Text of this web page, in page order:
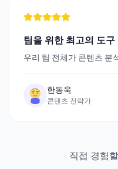
팀을 위한 최고의 도구
우리 팀 전체가 콘텐츠 분
한동욱
콘텐츠 전략가
직접 경험